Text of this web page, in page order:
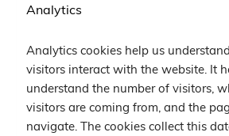
Analytics
Analytics cookies help us
visitors interact with the website. It
understand the number of visitors,
visitors are coming from, and the
navigate. The cookies collect this